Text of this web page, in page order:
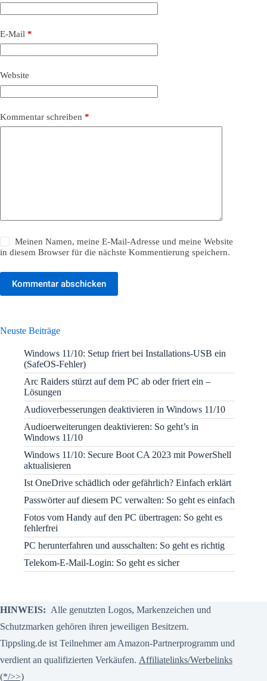
E-Mail *
Website
Kommentar schreiben *
Meinen Namen, meine E-Mail-Adresse und meine Website
in diesem Browser für die nächste Kommentierung speichern.
Kommentar abschicken
Neuste Beiträge
Windows 11/10: Setup friert bei Installations-USB ein
(SafeOS-Fehler)
Arc Raiders stürzt auf dem PC ab oder friert ein –
Lösungen
Audioverbesserungen deaktivieren in Windows 11/10
Audioerweiterungen deaktivieren: So geht’s in
Windows 11/10
Windows 11/10: Secure Boot CA 2023 mit PowerShell
aktualisieren
Ist OneDrive schädlich oder gefährlich? Einfach erklärt
Passwörter auf diesem PC verwalten: So geht es einfach
Fotos vom Handy auf den PC übertragen: So geht es
fehlerfrei
PC herunterfahren und ausschalten: So geht es richtig
Telekom-E-Mail-Login: So geht es sicher
HINWEIS: Alle genutzten Logos, Markenzeichen und
Schutzmarken gehören ihren jeweiligen Besitzern.
Tippsling.de ist Teilnehmer am Amazon-Partnerprogramm und
verdient an qualifizierten Verkäufen. Affiliatelinks/Werbelinks
(*/>>)